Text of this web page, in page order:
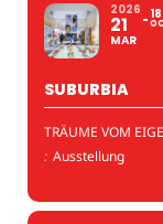
2026
21
MAR
18
SUBURBIA
TRÄUME VOM
: Ausstellung